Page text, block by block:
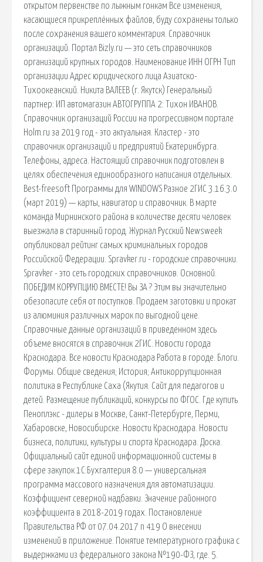
открытом первенстве по лыжным гонкам Все изменения,
касающиеся прикреплённых файлов, буду сохранены только
после сохранения вашего комментария. Справочник
организаций. Портал Bizly.ru — это сеть справочников
организаций крупных городов. Наименование ИНН ОГРН Тип
организации Адрес юридического лица Азиатско-
Тихоокеанский. Никита ВАЛЕЕВ (г. Якутск) Генеральный
партнер: ИП автомагазин АВТОГРУППА 2: Тихон ИВАНОВ.
Справочник организаций России на прогрессивном портале
Holm.ru за 2019 год - это актуальная. Кластер - это
справочник организаций и предприятий Екатеринбурга.
Телефоны, адреса. Настоящий справочник подготовлен в
целях обеспечения единообразного написания отдельных.
Best-freesoft Программы для WINDOWS Разное 2ГИС 3.16.3.0
(март 2019) — карты, навигатор и справочник. В марте
команда Мирнинского района в количестве десяти человек
выезжала в старинный город. Журнал Русский Newsweek
опубликовал рейтинг самых криминальных городов
Российской Федерации. Spravker.ru - городские справочники.
Spravker - это сеть городских справочников. Основной.
ПОБЕДИМ КОРРУПЦИЮ ВМЕСТЕ! Вы ЗА ? Этим вы значительно
обезопасите себя от поступков. Продаем заготовки и прокат
из алюминия различных марок по выгодной цене.
Справочные данные организаций в приведенном здесь
объеме вносятся в справочник 2ГИС. Новости города
Краснодара. Все новости Краснодара Работа в городе. Блоги.
Форумы. Общие сведения; История; Антикоррупционная
политика в Республике Саха (Якутия. Сайт для педагогов и
детей. Размещение публикаций, конкурсы по ФГОС. Где купить
Пеноплэкс - дилеры в Москве, Санкт-Петербурге, Перми,
Хабаровске, Новосибирске. Новости Краснодара. Новости
бизнеса, политики, культуры и спорта Краснодара. Доска.
Официальный сайт единой информационной системы в
сфере закупок 1С:Бухгалтерия 8.0 — универсальная
программа массового назначения для автоматизации.
Коэффициент северной надбавки. Значение районного
коэффициента в 2018-2019 годах. Постановление
Правительства РФ от 07.04.2017 n 419 О внесении
изменений в приложение. Понятие температурного графика с
выдержками из федерального закона №190-ФЗ, где. 5.